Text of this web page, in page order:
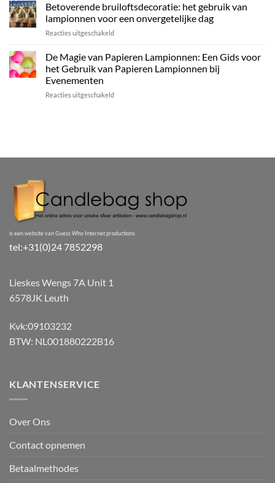
Stijlvolle
uw
of
tuin
Candlebagshop.nl:
Lampionnen
Betoverende bruiloftsdecoratie: het gebruik van
lampionnen voor een onvergetelijke dag
Reacties uitgeschakeldvoor
bruiloftsdecoratie:
het
gebruik
De Magie van Papieren Lampionnen: Een Gids voor
het Gebruik van Papieren Lampionnen bij
Evenementen
Reacties uitgeschakeldvoor
Een
Gebruik
van
Papieren
Lampionnen
is een website van Guess Who Internet productions
tel:+31(0)24 7852298
Lieskes Wengs 7A Unit 1
6578JK Leuth
Kvk:09103232
BTW: NL001880222B16
KLANTENSERVICE
Over Ons
Contact opnemen
Betaalmethodes